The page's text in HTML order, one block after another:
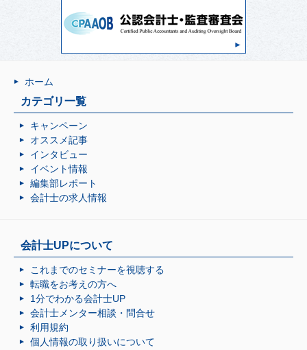
ホーム
カテゴリ一覧
キャンペーン
オススメ記事
インタビュー
イベント情報
編集部レポート
会計士の求人情報
会計士UPについて
これまでのセミナーを視聴する
転職をお考えの方へ
1分でわかる会計士UP
会計士メンター相談・問合せ
利用規約
個人情報の取り扱いについて